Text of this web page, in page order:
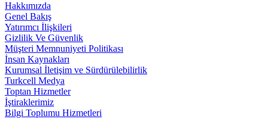
Hakkımızda
Genel Bakış
Yatırımcı İlişkileri
Gizlilik Ve Güvenlik
Müşteri Memnuniyeti Politikası
İnsan Kaynakları
Kurumsal İletişim ve Sürdürülebilirlik
Turkcell Medya
Toptan Hizmetler
İştiraklerimiz
Bilgi Toplumu Hizmetleri